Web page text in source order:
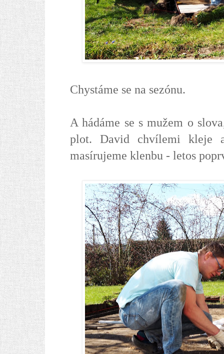
Chystáme se na sezónu.
A hádáme se s mužem o
plot. David chvílemi kleje
masírujeme klenbu - letos